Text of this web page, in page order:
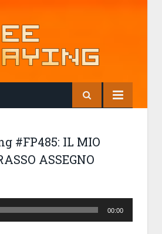
#FP485: IL MIO
ASSEGNO
00:00